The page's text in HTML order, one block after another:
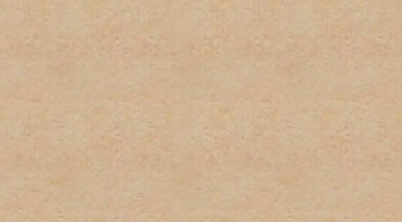
deberá tomar el tiempo
descripciones de los
puestos en las áreas
preguntas, asi como los